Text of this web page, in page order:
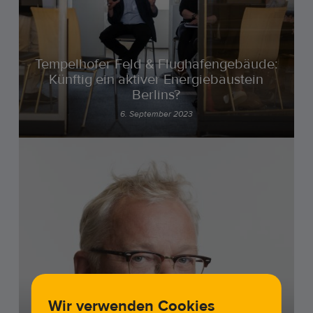
Tempelhofer Feld & Flughafengebäude:
Künftig ein aktiver Energiebaustein
Berlins?
6. September 2023
Wir verwenden Cookies